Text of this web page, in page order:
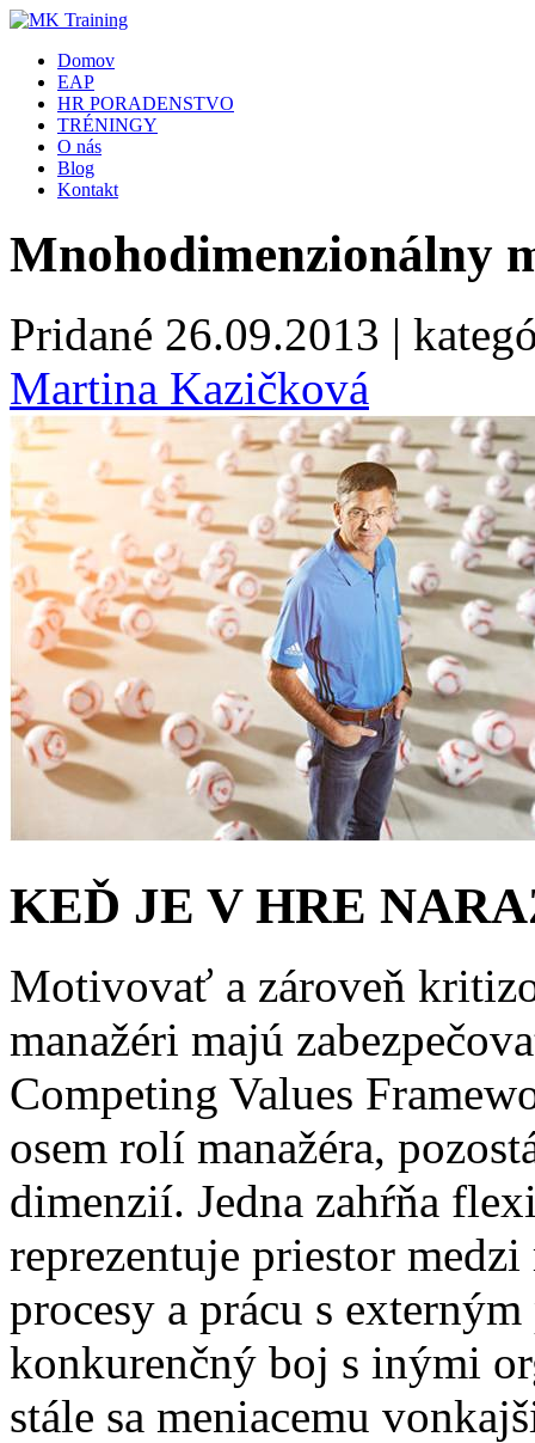
Domov
EAP
HR PORADENSTVO
TRÉNINGY
O nás
Blog
Kontakt
Mnohodimenzionálny
Pridané 26.09.2013 |
Martina Kazičková
KEĎ JE V HRE
Motivovať a zároveň
manažéri majú
Competing Values
osem rolí manažéra,
dimenzií. Jedna zahŕňa
reprezentuje priestor
procesy a prácu s
konkurenčný boj s inými
stále sa meniacemu